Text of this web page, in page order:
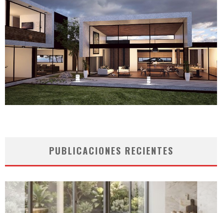
El Despertar de la Calidez: Acabados Dorados de FV para Elevar tu Espacio
PUBLICACIONES RECIENTES